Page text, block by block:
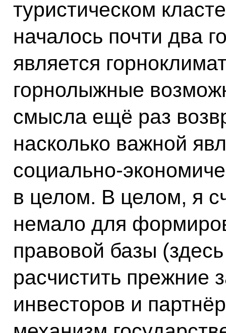
туристическом
началось почти два
является
горнолыжные
смысла ещё раз
насколько важной
социально-
в целом. В целом, я
немало для
правовой базы
расчистить прежние
инвесторов и